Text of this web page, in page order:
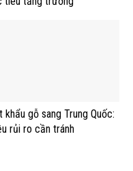
khẩu gỗ sang Trung Quốc:
rủi ro cần tránh